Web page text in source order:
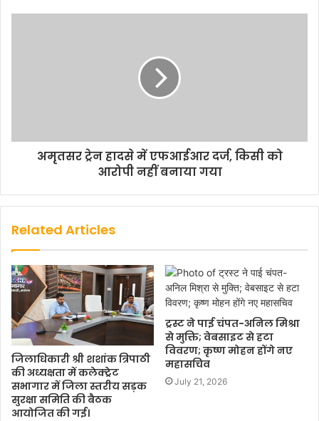
अमृतसर ट्रेन हादसे में एफआईआर दर्ज, किसी को
आरोपी नहीं बनाया गया
Related Articles
जिलाधिकारी श्री शशांक त्रिपाठी
की अध्यक्षता में कलेक्ट्रेट
सभागार में जिला स्तरीय सड़क
सुरक्षा समिति की बैठक
आयोजित की गई।
ट्रस्ट ने पाई चंपत-अनिल मिश्रा
से मुक्ति; वेबसाइट से हटा
विवरण; कृष्ण मोहन होंगे नए
महासचिव
July 21, 2026